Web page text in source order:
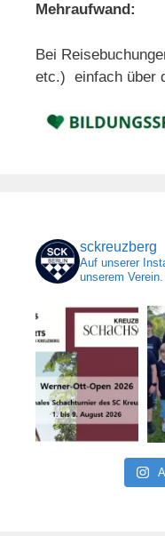
Mehraufwand:
Bei
etc.) einfach über
sckreuzberg
Auf unserer
unserem